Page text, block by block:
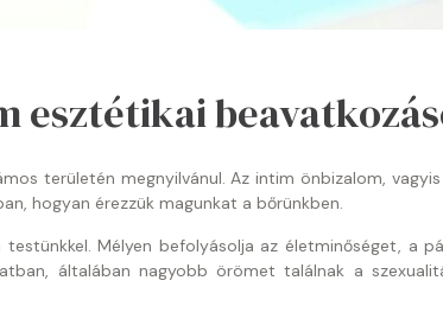
esztétikai
területén megnyilvánul. Az intim önbizalom,
hogyan érezzük magunkat a bőrünkben.
Mélyen befolyásolja az életminőséget, a
általában nagyobb örömet találnak a